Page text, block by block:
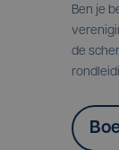
Ben je
de